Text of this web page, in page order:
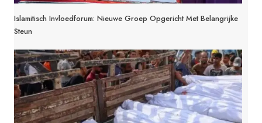
Islamitisch Invloedforum: Nieuwe Groep Opgericht Met Belangrijke
Steun